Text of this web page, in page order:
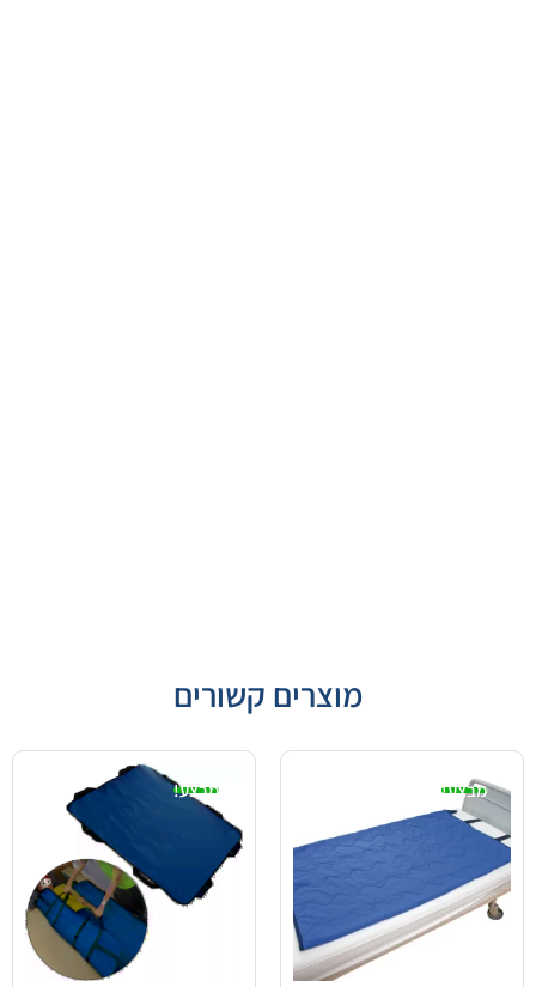
מוצרים קשורים
מבצע! מבצע!